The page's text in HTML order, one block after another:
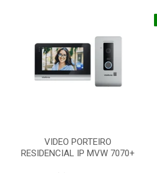
VIDEO PORTEIRO
RESIDENCIAL IP MVW 7070+